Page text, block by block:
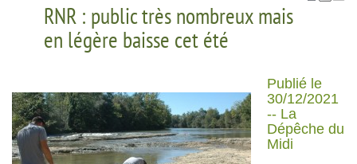
RNR : public très nombreux mais
en légère baisse cet été
Publié le
30/12/2021
-- La
Dépêche du
Midi